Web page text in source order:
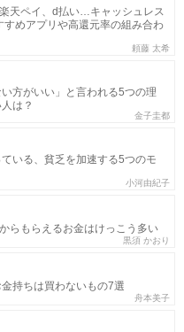
天ペイ、d払い…キャッシュレス
すめアプリや高還元率の組み合わ
頼藤 太希
い方がいい」と言われる5つの理
は？
金子圭都
いる、貧乏を加速する5つのモ
小河由紀子
らもらえるお金はけっこう多い
黒須 かおり
持ちは買わないもの7選
舟本美子